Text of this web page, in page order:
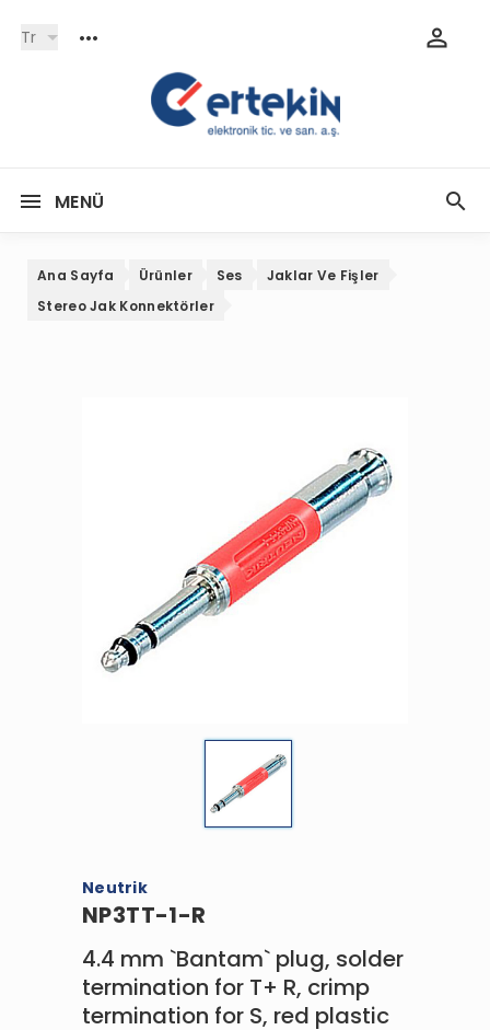
Tr
MENÜ
Ana Sayfa Ürünler Ses
Jaklar Ve Fişler
Stereo Jak Konnektörler
Neutrik
NP3TT-1-R
4.4 mm `Bantam` plug, solder
termination for T+ R, crimp
termination for S, red plastic